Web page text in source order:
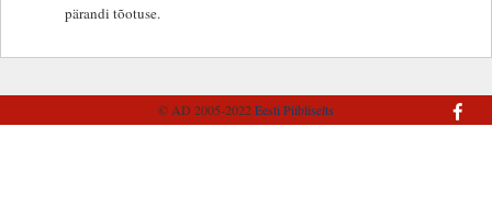
pärandi tõotuse.
© AD 2005-2022Eesti Piibliselts